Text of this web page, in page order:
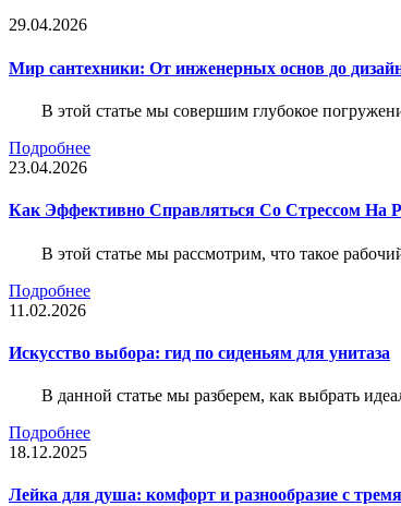
29.04.2026
Мир сантехники: От инженерных основ до
В этой статье мы совершим глубокое
Подробнее
23.04.2026
Как Эффективно Справляться Со Стрессом На
В этой статье мы рассмотрим, что такое
Подробнее
11.02.2026
Искусство выбора: гид по сиденьям для унитаза
В данной статье мы разберем, как выбрать
Подробнее
18.12.2025
Лейка для душа: комфорт и разнообразие с